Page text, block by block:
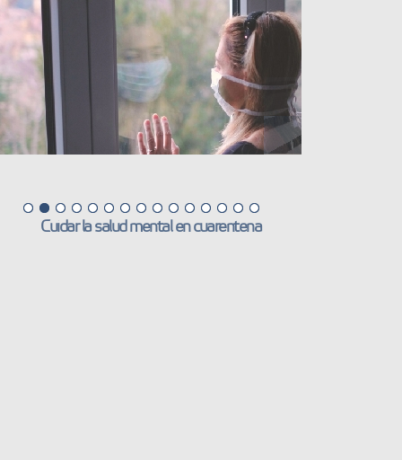
Cuidar la salud mental en cuarentena